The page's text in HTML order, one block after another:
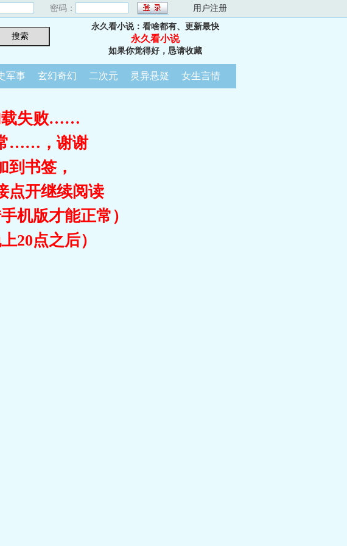
密码： 用户注册
永久看小说：看啥都有、更新最快
永久看小说
如果你觉得好，恳请收藏
军事 玄幻奇幻 二次元 灵异悬疑 女生言情
载失败……
……，谢谢
到书签，
点开继续阅读
机版才能正常）
20点之后）